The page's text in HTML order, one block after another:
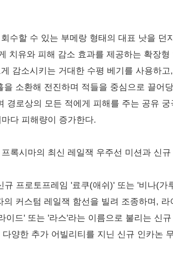
수할 수 있는 부메랑 형태의 대표 낫을
치유와 피해 감소 효과를 제공하는 확장형
감소시키는 거대한 수평 베기를 사용하
소환해 전진하며 적들을 중심으로 끌어
경로상의 모든 적에게 피해를 주는 공유
다 피해량이 증가한다.
록시마의 최신 레일잭 우주선 미션과 신
규 프로토프레임 '료쿠(애쉬)' 또는 '비나(
커스텀 레일잭 함선을 빌려 조종하며,
이드' 또는 '라스'라는 이름으로 불리는 신
양한 추가 어빌리티를 지닌 신규 인카논